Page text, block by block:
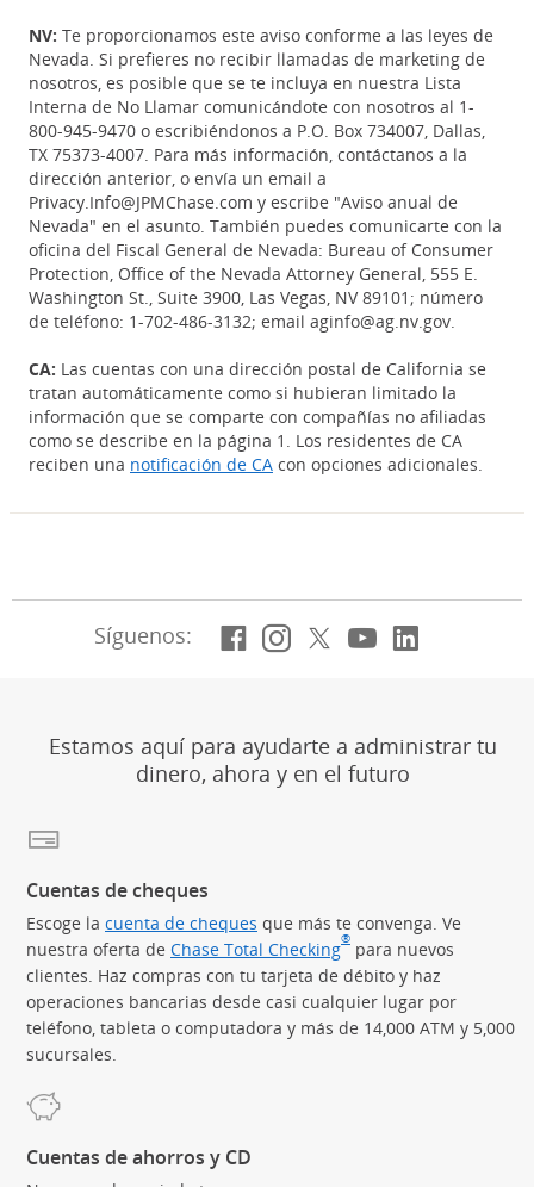
NV: Te proporcionamos este aviso conforme a las leyes de
Nevada. Si prefieres no recibir llamadas de marketing de
nosotros, es posible que se te incluya en nuestra Lista
Interna de No Llamar comunicándote con nosotros al 1-
800-945-9470 o escribiéndonos a P.O. Box 734007, Dallas,
TX 75373-4007. Para más información, contáctanos a la
dirección anterior, o envía un email a
Privacy.Info@JPMChase.com y escribe "Aviso anual de
Nevada" en el asunto. También puedes comunicarte con la
oficina del Fiscal General de Nevada: Bureau of Consumer
Protection, Office of the Nevada Attorney General, 555 E.
Washington St., Suite 3900, Las Vegas, NV 89101; número
de teléfono: 1-702-486-3132; email aginfo@ag.nv.gov.
CA: Las cuentas con una dirección postal de California se
tratan automáticamente como si hubieran limitado la
información que se comparte con compañías no afiliadas
como se describe en la página 1. Los residentes de CA
reciben una notificación de CA con opciones adicionales.
Síguenos: Facebook
(Se abre en
Instagram
(Se abre en
X,
(Se abre en
YouTube
(Se abre
Estamos aquí para ayudarte a administrar tu
dinero, ahora y en el futuro
Cuentas de cheques
Escoge la cuenta de cheques que más te convenga. Ve
nuestra oferta de Chase Total Checking® (Se abre en
para nuevos
clientes. Haz compras con tu tarjeta de débito y haz
operaciones bancarias desde casi cualquier lugar por
teléfono, tableta o computadora y más de 14,000 ATM y 5,000
sucursales.
Cuentas de ahorros y CD